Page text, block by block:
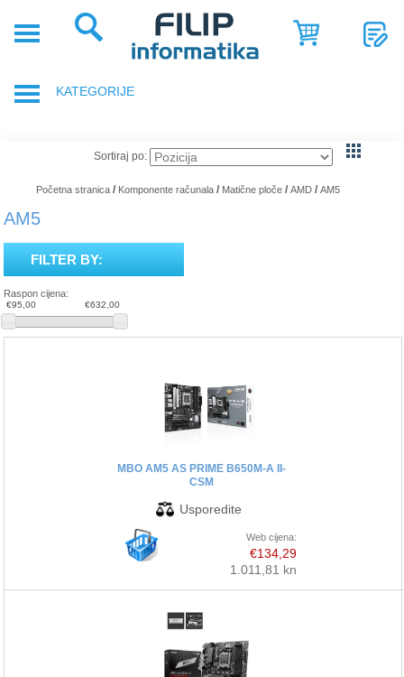
POSLOVNA
REFERENCE
O
NAMA
KATEGORIJE
DODACI ZA PRIJENOSNA RAČUNALA
GAMING OPREMA
RAČUNALA
TABLETI
KOMPONENTE RAČUNALA
Sortiraj po:
Početna stranica / Komponente računala / Matične ploče / AMD / AM5
AM5
FILTER BY:
Raspon cijena:
€95,00 €632,00
MBO AM5 AS PRIME B650M-A II-
CSM
Web cijena:
€134,29
1.011,81 kn